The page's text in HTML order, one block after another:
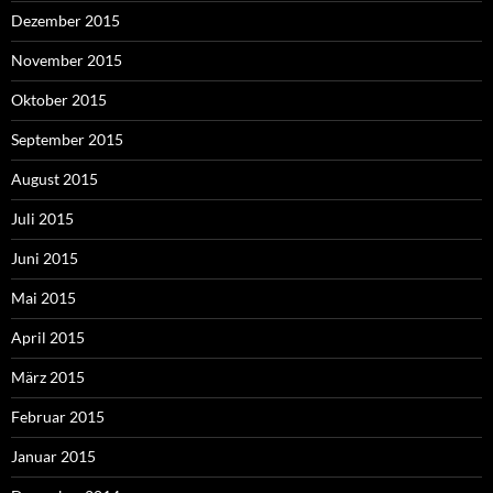
Dezember 2015
November 2015
Oktober 2015
September 2015
August 2015
Juli 2015
Juni 2015
Mai 2015
April 2015
März 2015
Februar 2015
Januar 2015